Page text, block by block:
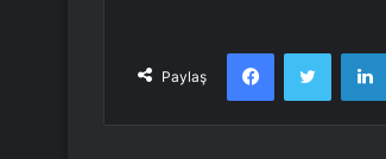
Paylaş
FacebookTwitter